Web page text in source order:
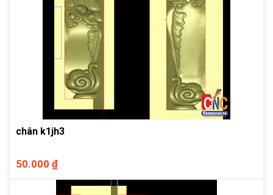
chân k1jh3
50.000 ₫